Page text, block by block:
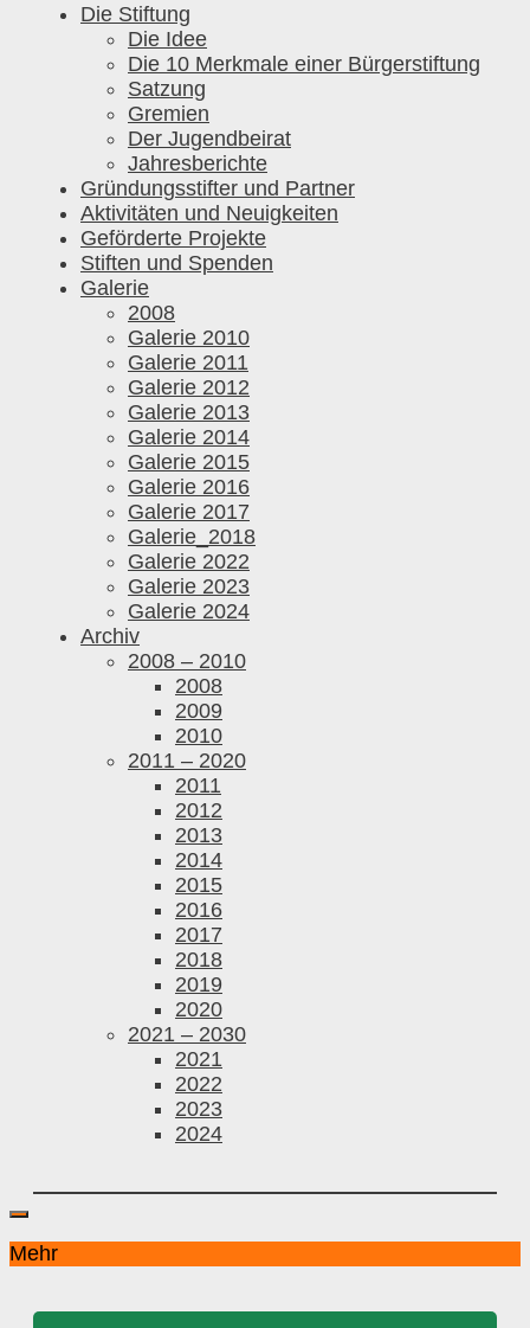
Die Stiftung
Die Idee
Die 10 Merkmale einer Bürgerstiftung
Satzung
Gremien
Der Jugendbeirat
Jahresberichte
Gründungsstifter und Partner
Aktivitäten und Neuigkeiten
Geförderte Projekte
Stiften und Spenden
Galerie
2008
Galerie 2010
Galerie 2011
Galerie 2012
Galerie 2013
Galerie 2014
Galerie 2015
Galerie 2016
Galerie 2017
Galerie_2018
Galerie 2022
Galerie 2023
Galerie 2024
Archiv
2008 – 2010
2008
2009
2010
2011 – 2020
2011
2012
2013
2014
2015
2016
2017
2018
2019
2020
2021 – 2030
2021
2022
2023
2024
Mehr